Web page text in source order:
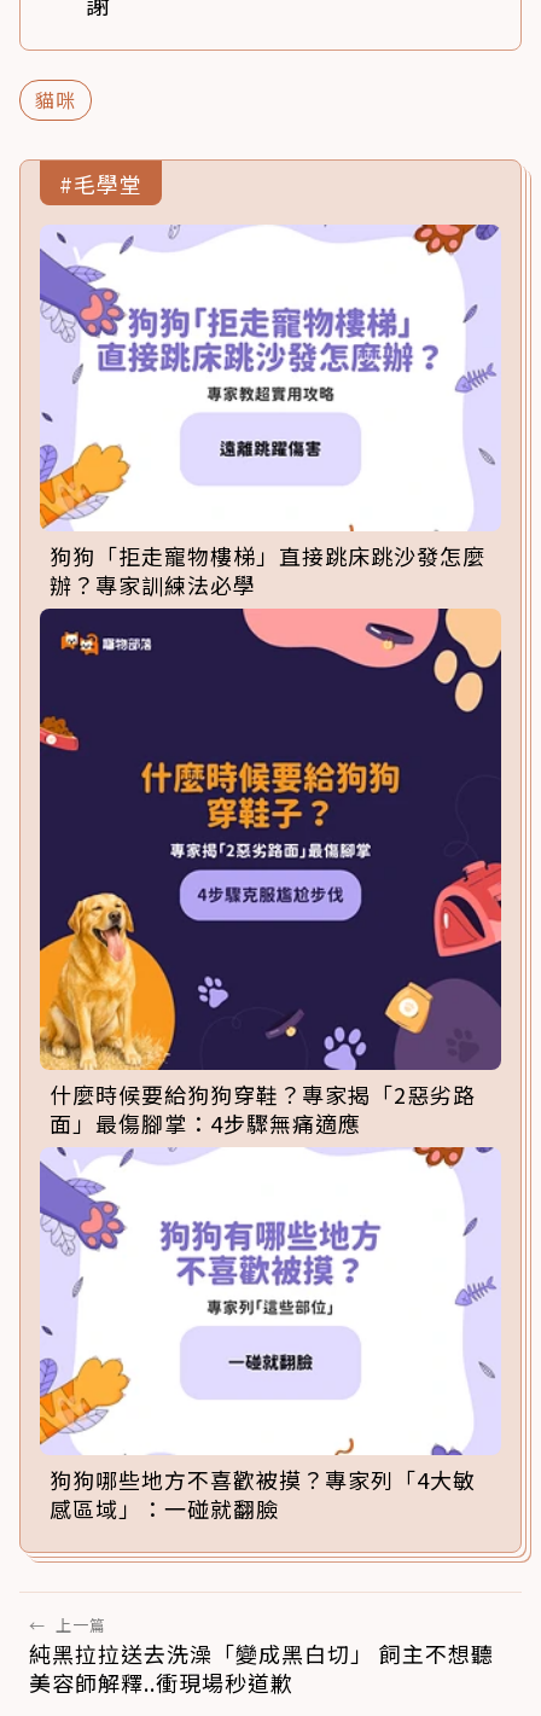
貓咪
#毛學堂
狗狗「拒走寵物樓梯」直接跳床跳沙發怎麼
辦？專家訓練法必學
什麼時候要給狗狗穿鞋？專家揭「2惡劣路
面」最傷腳掌：4步驟無痛適應
狗狗哪些地方不喜歡被摸？專家列「4大敏
感區域」：一碰就翻臉
← 上一篇
純黑拉拉送去洗澡「變成黑白切」 飼主不想聽
美容師解釋..衝現場秒道歉